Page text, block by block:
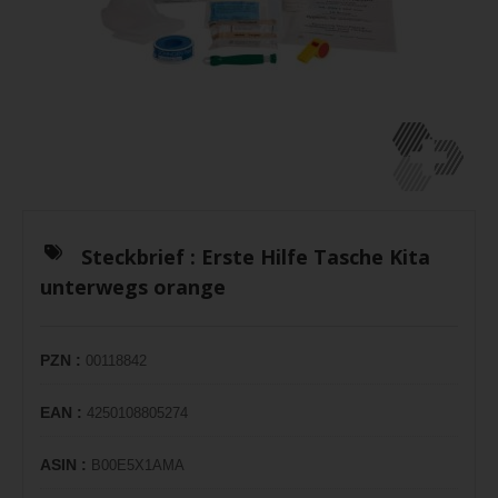
Steckbrief : Erste Hilfe Tasche Kita
unterwegs orange
PZN : 00118842
EAN : 4250108805274
ASIN : B00E5X1AMA